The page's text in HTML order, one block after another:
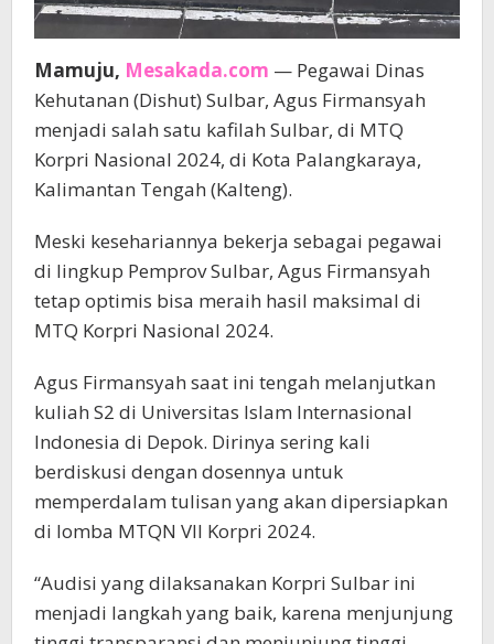
Mamuju, Mesakada.com — Pegawai Dinas
Kehutanan (Dishut) Sulbar, Agus Firmansyah
menjadi salah satu kafilah Sulbar, di MTQ
Korpri Nasional 2024, di Kota Palangkaraya,
Kalimantan Tengah (Kalteng).
Meski kesehariannya bekerja sebagai pegawai
di lingkup Pemprov Sulbar, Agus Firmansyah
tetap optimis bisa meraih hasil maksimal di
MTQ Korpri Nasional 2024.
Agus Firmansyah saat ini tengah melanjutkan
kuliah S2 di Universitas Islam Internasional
Indonesia di Depok. Dirinya sering kali
berdiskusi dengan dosennya untuk
memperdalam tulisan yang akan dipersiapkan
di lomba MTQN VII Korpri 2024.
“Audisi yang dilaksanakan Korpri Sulbar ini
menjadi langkah yang baik, karena menjunjung